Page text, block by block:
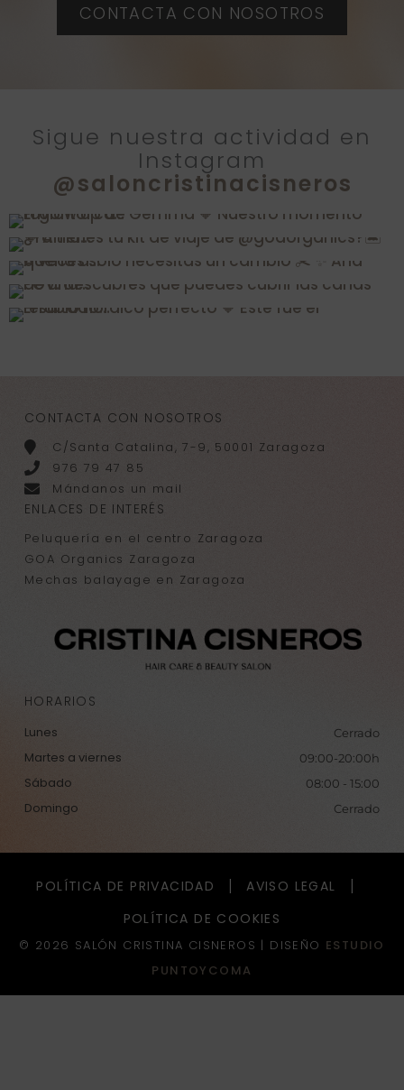
v
CONTACTA CON NOSOTROS
Sigue nuestra actividad en
Instagram
@saloncristinacisneros
CONTACTA CON NOSOTROS
C/Santa Catalina, 7-9, 50001 Zaragoza
976 79 47 85
Mándanos un mail
ENLACES DE INTERÉS
Peluquería en el centro Zaragoza
GOA Organics Zaragoza
Mechas balayage en Zaragoza
HORARIOS
Lunes Cerrado
Martes a viernes 09:00-20:00h
Sábado 08:00 - 15:00
Domingo Cerrado
POLÍTICA DE PRIVACIDAD
AVISO LEGAL
POLÍTICA DE COOKIES
© 2026 SALÓN CRISTINA CISNEROS | DISEÑO ESTUDIO
PUNTOYCOMA